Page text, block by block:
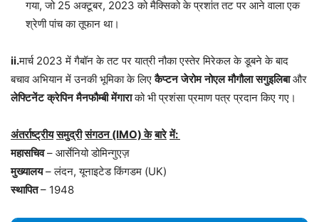
गया, जो 25 अक्टूबर, 2023 को मैक्सिको के प्रशांत तट पर आने वाला एक
श्रेणी पांच का तूफान था।
ii.मार्च 2023 में गैबॉन के तट पर यात्री नौका एस्तेर मिरेकल के डूबने के बाद
बचाव अभियान में उनकी भूमिका के लिएकैप्टन जेरोम नोएल मौगौला सगुइलिबाऔर
लेफ्टिनेंट क्रेपिन मैनफौम्बी मेंगाराको भी प्रशंसा प्रमाण पत्र प्रदान किए गए।
अंतर्राष्ट्रीय समुद्री संगठन(IMO)के बारे में:
महासचिव– आर्सेनियो डोमिन्गुएज़
मुख्यालय– लंदन, यूनाइटेड किंगडम (UK)
स्थापित– 1948